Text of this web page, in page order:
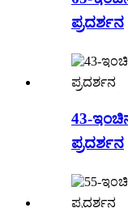
ಪ್ರದರ್ಶನ
43-
ಪ್ರದರ್ಶನ